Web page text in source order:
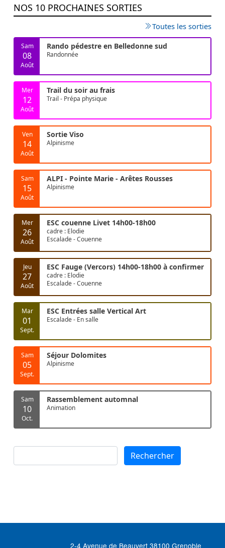
NOS 10 PROCHAINES SORTIES
Toutes les sorties
Sam
08
Août
Rando pédestre en Belledonne sud
Randonnée
Mer
12
Août
Trail du soir au frais
Trail - Prépa physique
Ven
14
Août
Sortie Viso
Alpinisme
Sam
15
Août
ALPI - Pointe Marie - Arêtes Rousses
Alpinisme
Mer
26
Août
ESC couenne Livet 14h00-18h00
cadre : Elodie
Escalade - Couenne
Jeu
27
Août
ESC Fauge (Vercors) 14h00-18h00 à confirmer
cadre : Elodie
Escalade - Couenne
Mar
01
Sept.
ESC Entrées salle Vertical Art
Escalade - En salle
Sam
05
Sept.
Séjour Dolomites
Alpinisme
Sam
10
Oct.
Rassemblement automnal
Animation
Rechercher Rechercher
2-4 Avenue de Beauvert 38100 Grenoble